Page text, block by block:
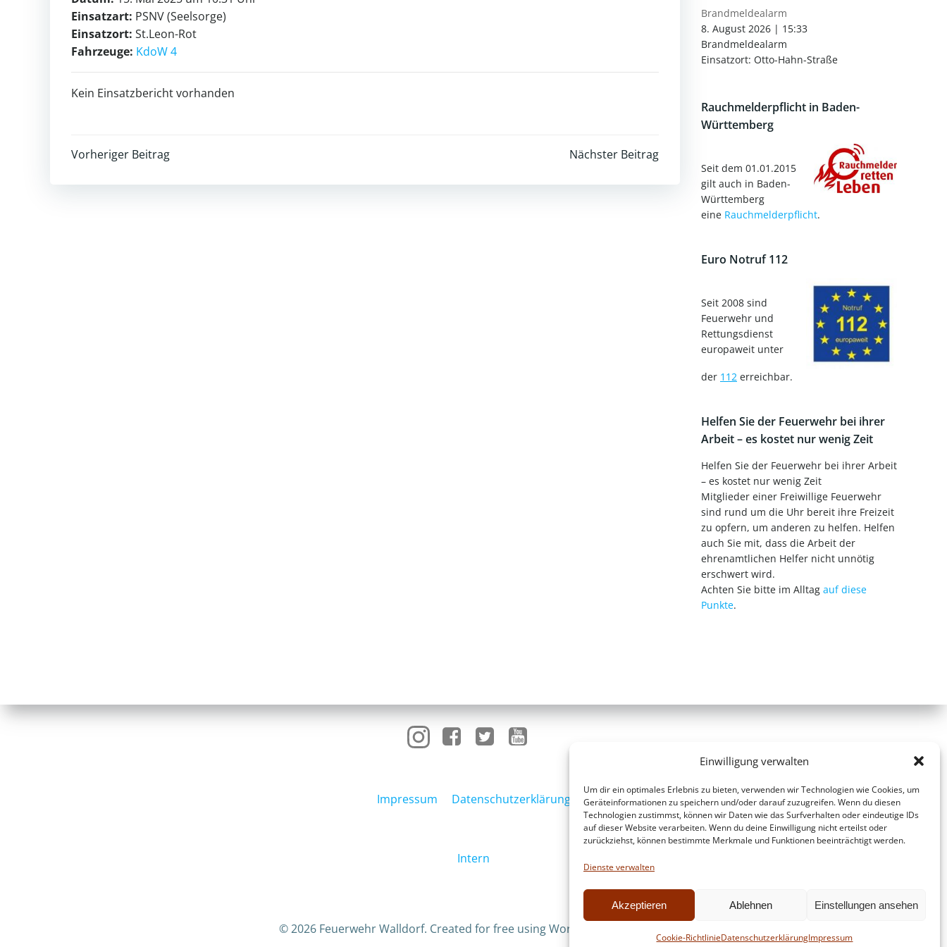
Einwilligung verwalten
Um dir ein optimales Erlebnis zu bieten, verwenden wir Technologien wie Cookies, um
Geräteinformationen zu speichern und/oder darauf zuzugreifen. Wenn du diesen
Technologien zustimmst, können wir Daten wie das Surfverhalten oder eindeutige IDs
auf dieser Website verarbeiten. Wenn du deine Einwilligung nicht erteilst oder
zurückziehst, können bestimmte Merkmale und Funktionen beeinträchtigt werden.
Dienste verwalten
Akzeptieren Ablehnen Einstellungen ansehen
Cookie-RichtlinieDatenschutzerklärungImpressum
Einsatzart: PSNV (Seelsorge)
Einsatzort: St.Leon-Rot
Fahrzeuge: KdoW 4
Kein Einsatzbericht vorhanden
Post
navigation
Vorheriger Beitrag
navigation
Nächster Beitrag
Brandmeldealarm
8. August 2026 | 15:33
Brandmeldealarm
Einsatzort: Otto-Hahn-Straße
Rauchmelderpflicht in Baden-
Württemberg
Seit dem 01.01.2015
gilt auch in Baden-
Württemberg
eine Rauchmelderpflicht.
Euro Notruf 112
Seit 2008 sind
Feuerwehr und
Rettungsdienst
europaweit unter
der 112 erreichbar.
Helfen Sie der Feuerwehr bei ihrer
Arbeit – es kostet nur wenig Zeit
Helfen Sie der Feuerwehr bei ihrer Arbeit
– es kostet nur wenig Zeit
Mitglieder einer Freiwillige Feuerwehr
sind rund um die Uhr bereit ihre Freizeit
zu opfern, um anderen zu helfen. Helfen
auch Sie mit, dass die Arbeit der
ehrenamtlichen Helfer nicht unnötig
erschwert wird.
Achten Sie bitte im Alltag auf diese
Punkte.
Impressum Datenschutzerklärung
Intern
© 2026 Feuerwehr Walldorf. Created for free using WordPress and